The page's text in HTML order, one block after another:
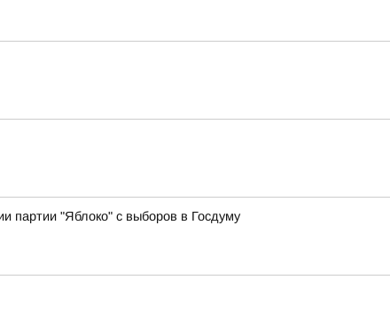
партии "Яблоко" с выборов в Госдуму